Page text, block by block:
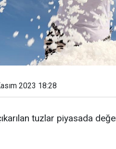
2023 18:28
tuzlar piyasada